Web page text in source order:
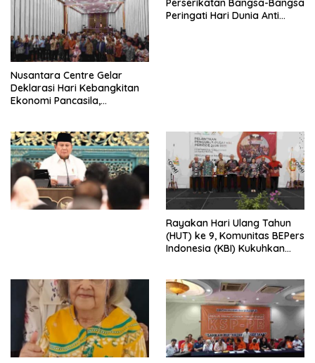
Nusantara Centre Gelar
Deklarasi Hari Kebangkitan
Ekonomi Pancasila,
Penjajahan (Pergolakan
Ekonomi Politik Indonesia) &
Simposium Nasional “Urgensi
Undang-Undang
Perekonomian Nasional dan
Kesejahteraan Sosial dalam
Perserikatan Bangsa-Bangsa
Peringati Hari Dunia Anti
Rayakan Hari Ulang Tahun
(HUT) ke 9, Komunitas BEPers
Indonesia (KBI) Kukuhkan
Tema: “Penguatan dan
Pengembangan Organisasi
KBI yang Berbasis Riset di
seluruh Indonesia dan
Mancanegara”.